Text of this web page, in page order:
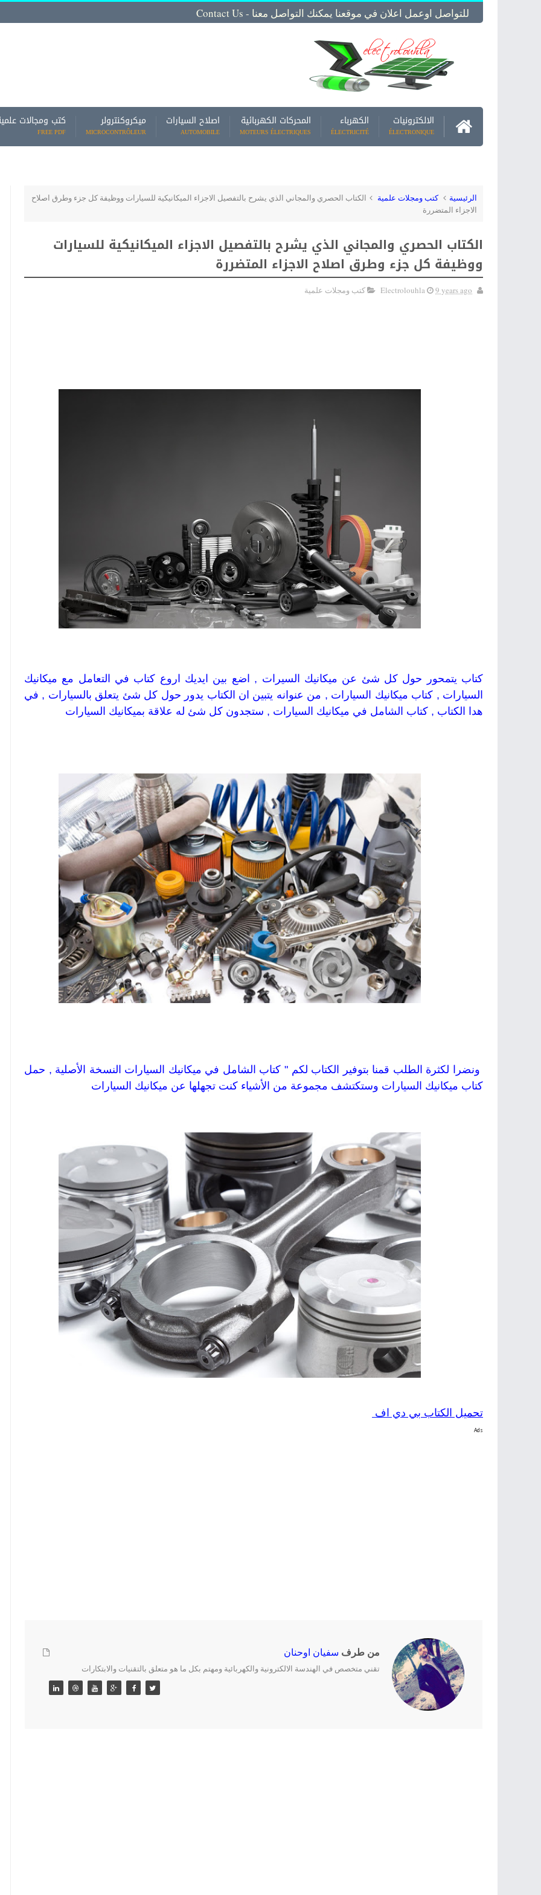
للتواصل اوعمل اعلان في موقعنا يمكنك التواصل معنا - Contact Us
الالكترونيات
ÉLECTRONIQUE
الكهرباء
ÉLECTRICITÉ
المحركات الكهربائية
MOTEURS ÉLECTRIQUES
اصلاح السيارات
AUTOMOBILE
ميكروكنترولر
MICROCONTRÔLEUR
كتب ومجالات
FREE PDF
الرئيسية كتب ومجلات علمية
الكتاب الحصري والمجاني الذي يشرح بالتفصيل الاجزاء الميكانيكية للسيارات ووظيفة كل جزء وطرق اصلاح
الاجزاء المتضررة
الكتاب الحصري والمجاني الذي يشرح بالتفصيل الاجزاء الميكانيكية للسيارات
ووظيفة كل جزء وطرق اصلاح الاجزاء المتضررة
Electrolouhla 9 years ago كتب ومجلات علمية
كتاب يتمحور حول كل شئ عن ميكانيك السيرات , اضع بين ايديك اروع كتاب في التعامل مع ميكانيك
السيارات , كتاب ميكانيك السيارات , من عنوانه يتبين ان الكتاب يدور حول كل شئ يتعلق بالسيارات , في
هدا الكتاب , كتاب الشامل في ميكانيك السيارات , ستجدون كل شئ له علاقة بميكانيك السيارات
ونضرا لكثرة الطلب قمنا بتوفير الكتاب لكم " كتاب الشامل في ميكانيك السيارات النسخة الأصلية , حمل
كتاب ميكانيك السيارات وستكتشف مجموعة من الأشياء كنت تجهلها عن ميكانيك السيارات
تحميل الكتاب بي دي اف
Ads
من طرف سفيان اوحنان
تقني متخصص في الهندسة الالكترونية والكهربائية ومهتم بكل ما هو متعلق بالتقنيات والابتكارات